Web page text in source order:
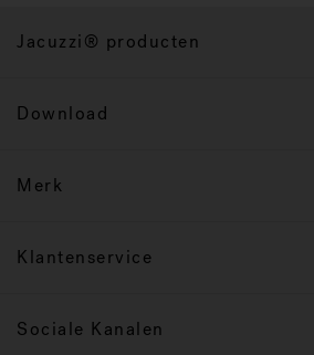
Jacuzzi® producten
Download
Merk
Klantenservice
Sociale Kanalen